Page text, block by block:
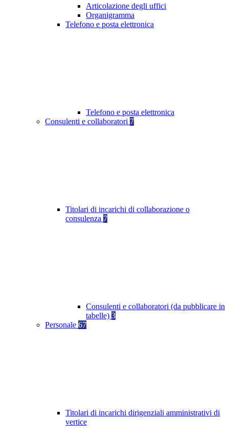
Articolazione degli uffici
Organigramma
Telefono e posta elettronica
Telefono e posta elettronica
Consulenti e collaboratori 7
Titolari di incarichi di collaborazione o
consulenza 7
Consulenti e collaboratori (da pubblicare in
tabelle) 3
Personale 67
Titolari di incarichi dirigenziali amministrativi di
vertice